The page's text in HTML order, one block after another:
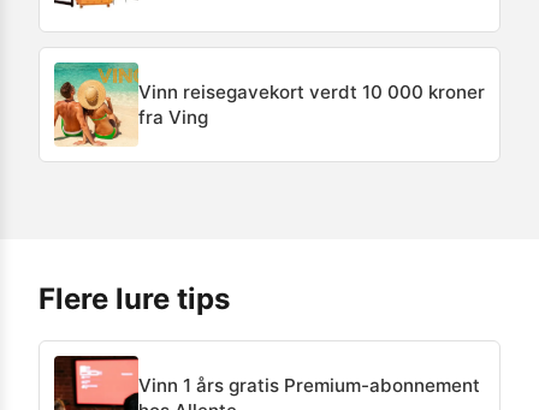
Vinn reisegavekort verdt 10 000 kroner
fra Ving
Flere lure tips
Vinn 1 års gratis Premium-abonnement